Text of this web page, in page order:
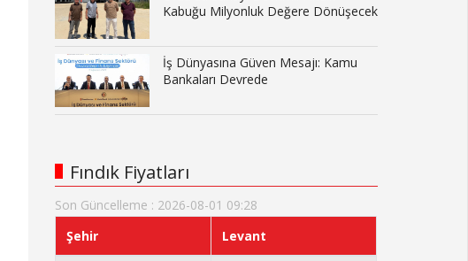
Kabuğu Milyonluk Değere Dönüşecek
İş Dünyasına Güven Mesajı: Kamu
Bankaları Devrede
Fındık Fiyatları
Son Güncelleme : 2026-08-01 09:28
Şehir
Levant